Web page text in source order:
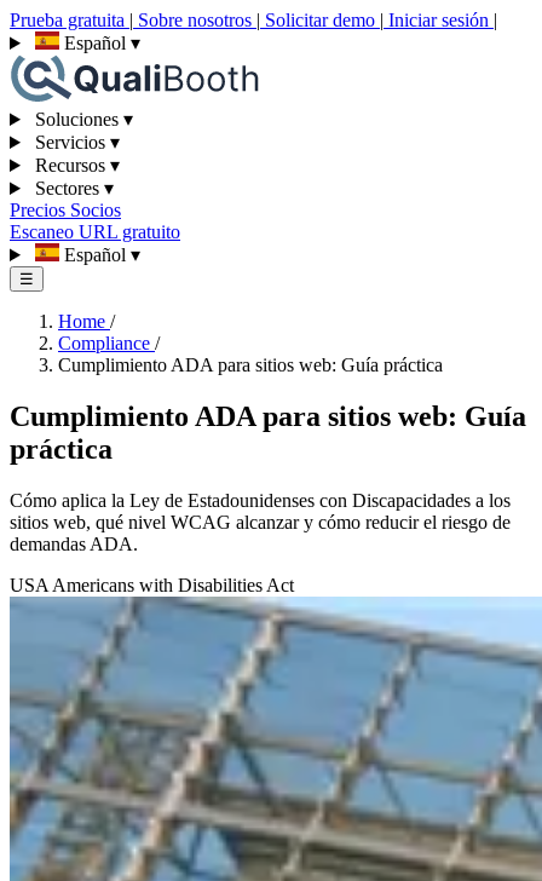
Prueba gratuita | Sobre nosotros | Solicitar demo | Iniciar sesión |
Español ▾
Soluciones ▾
Servicios ▾
Recursos ▾
Sectores ▾
Precios Socios
Escaneo URL gratuito
Español ▾
☰
Home /
Compliance /
Cumplimiento ADA para sitios web: Guía práctica
Cumplimiento ADA para sitios web: Guía
práctica
Cómo aplica la Ley de Estadounidenses con Discapacidades a los
sitios web, qué nivel WCAG alcanzar y cómo reducir el riesgo de
demandas ADA.
USA Americans with Disabilities Act